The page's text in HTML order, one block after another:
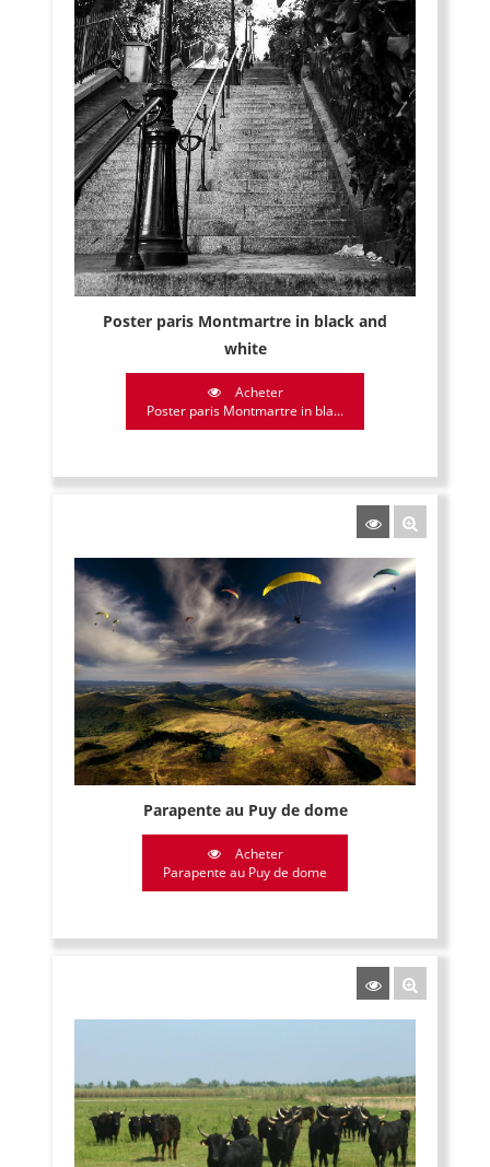
Poster paris Montmartre in black and
white
Acheter
Poster paris Montmartre in bla...
Parapente au Puy de dome
Acheter
Parapente au Puy de dome